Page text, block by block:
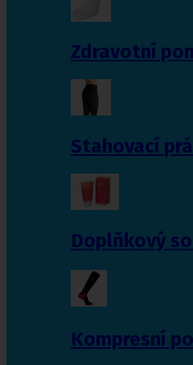
Zdravotní
Stahovací
Doplňkový
Kompresní